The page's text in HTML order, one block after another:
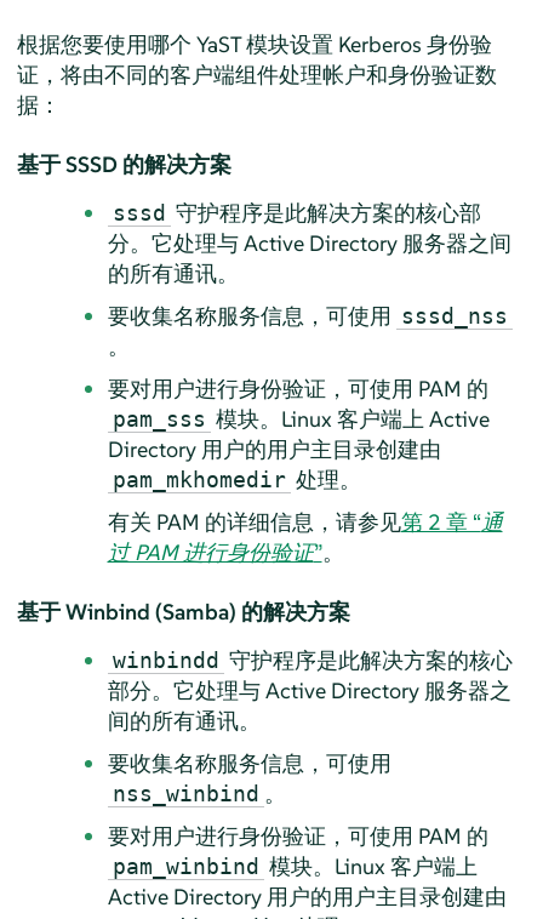
根据您要使用哪个 YaST 模块设置 Kerberos 身份验
证，将由不同的客户端组件处理帐户和身份验证数
据：
基于 SSSD 的解决方案
sssd 守护程序是此解决方案的核心部
分。它处理与 Active Directory 服务器之间
的所有通讯。
要收集名称服务信息，可使用 sssd_nss
。
要对用户进行身份验证，可使用 PAM 的
pam_sss 模块。Linux 客户端上 Active
Directory 用户的用户主目录创建由
pam_mkhomedir 处理。
有关 PAM 的详细信息，请参见第 2 章 “通
过 PAM 进行身份验证”。
基于 Winbind (Samba) 的解决方案
winbindd 守护程序是此解决方案的核心
部分。它处理与 Active Directory 服务器之
间的所有通讯。
要收集名称服务信息，可使用
nss_winbind 。
要对用户进行身份验证，可使用 PAM 的
pam_winbind 模块。Linux 客户端上
Active Directory 用户的用户主目录创建由